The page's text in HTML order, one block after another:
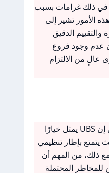
في ذلك غرامات بسبب
الأمور تشير إلى
والتقييم الدقيق
عدم وجود فروع
عالٍ من الالتزام
بشكل عام، يمكن القول إن UBS يمثل خيارًا
يتمتع بإطار تنظيمي
ذلك، من المهم أن
المحتملة